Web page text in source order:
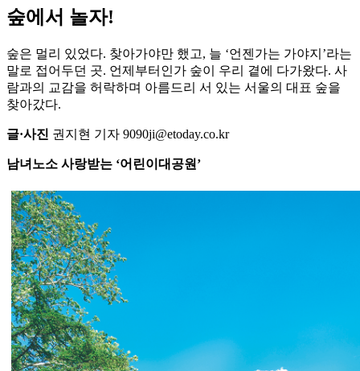
숲에서 놀자!
숲은 멀리 있었다. 찾아가야만 했고, 늘 ‘언젠가는 가야지’라는
말로 접어두던 곳. 언제부터인가 숲이 우리 곁에 다가왔다. 사
람과의 교감을 허락하며 아름드리 서 있는 서울의 대표 숲을
찾아갔다.
글·사진 권지현 기자 9090ji@etoday.co.kr
남녀노소 사랑받는 ‘어린이대공원’